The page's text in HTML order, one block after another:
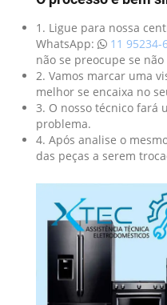
1. Ligue para nossa
WhatsApp:
11 95234-
não se preocupe se
2. Vamos marcar uma
melhor se encaixa no
3. O nosso técnico fará
problema.
4. Após analise o
das peças a serem